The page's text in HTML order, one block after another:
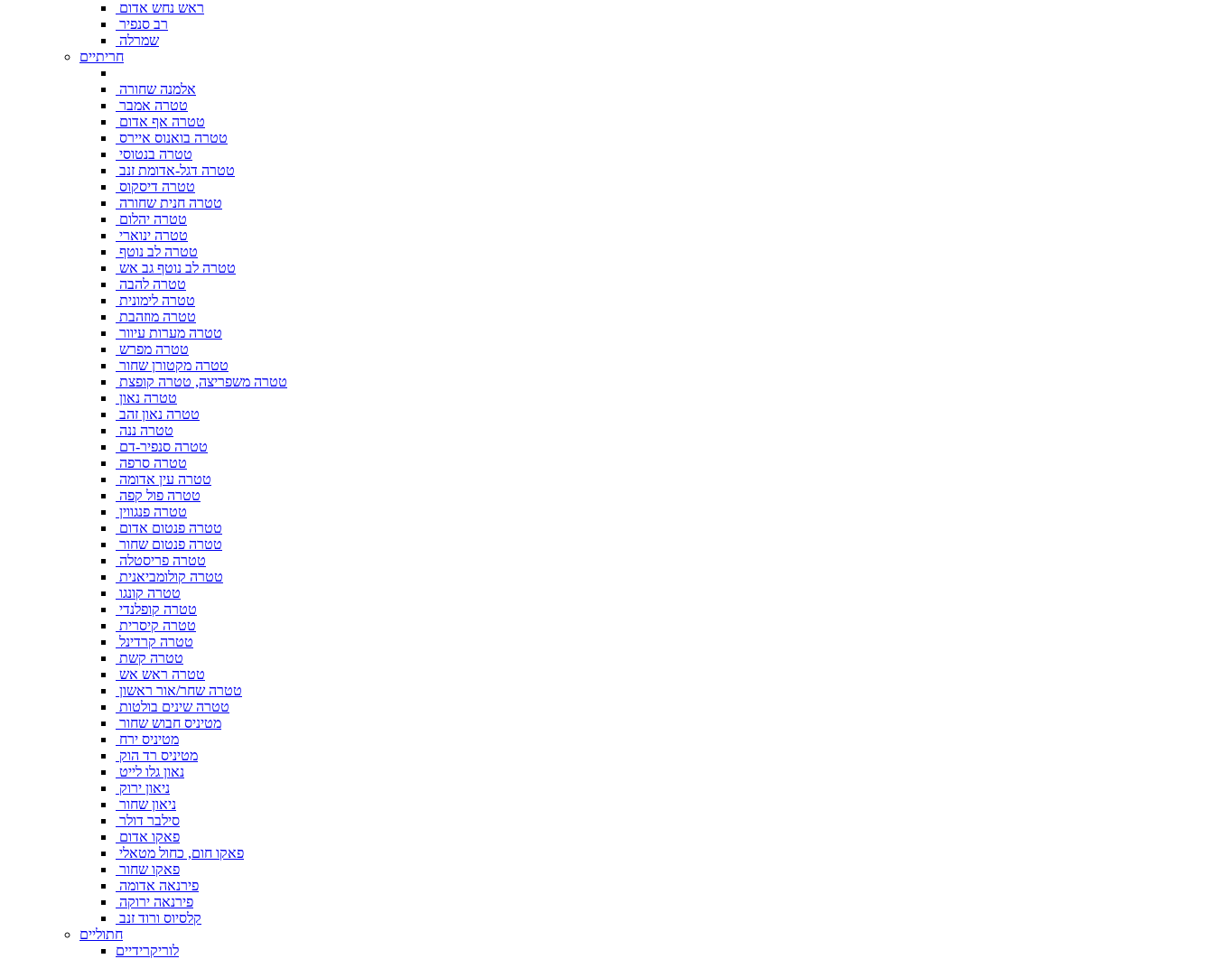
ראש נחש אדום
רב סנפיר
שמרלה
חריתיים
אלמנה שחורה
טטרה אמבר
טטרה אף אדום
טטרה בואנוס איירס
טטרה בנטוסי
טטרה דגל-אדומת זנב
טטרה דיסקוס
טטרה חנית שחורה
טטרה יהלום
טטרה ינוארי
טטרה לב נוטף
טטרה לב נוטף גב אש
טטרה להבה
טטרה לימונית
טטרה מוזהבת
טטרה מערות עיוור
טטרה מפרש
טטרה מקטורן שחור
טטרה משפריצה, טטרה קופצת
טטרה נאון
טטרה נאון זהב
טטרה ננה
טטרה סנפיר-דם
טטרה סרפה
טטרה עין אדומה
טטרה פול קפה
טטרה פנגווין
טטרה פנטום אדום
טטרה פנטום שחור
טטרה פריסטלה
טטרה קולומביאנית
טטרה קונגו
טטרה קופלנדי
טטרה קיסרית
טטרה קרדינל
טטרה קשת
טטרה ראש אש
טטרה שחר/אור ראשון
טטרה שינים בולטות
מטיניס חבוש שחור
מטיניס ירח
מטיניס רד הוק
נאון גלו לייט
ניאון ירוק
ניאון שחור
סילבר דולר
פאקו אדום
פאקו חום, כחול מטאלי
פאקו שחור
פירנאה אדומה
פירנאה ירוקה
קלסיוס ורוד זנב
חתוליים
לוריקרידיים